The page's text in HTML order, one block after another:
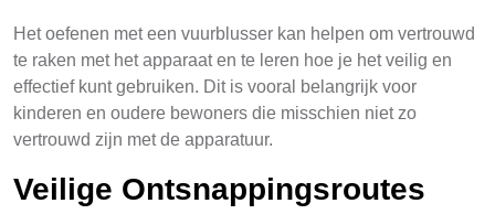
Het oefenen met een vuurblusser kan helpen om vertrouwd
te raken met het apparaat en te leren hoe je het veilig en
effectief kunt gebruiken. Dit is vooral belangrijk voor
kinderen en oudere bewoners die misschien niet zo
vertrouwd zijn met de apparatuur.
Veilige Ontsnappingsroutes